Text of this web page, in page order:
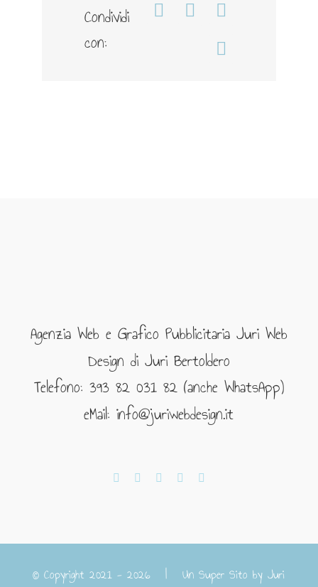
Condividi
con:
Facebook
WhatsApp
Telegram
Email
Agenzia Web e Grafico Pubblicitaria Juri Web
Design di Juri Bertoldero
Telefono: 393 82 031 82 (anche WhatsApp)
eMail: info@juriwebdesign.it
© Copyright 2021 -2026 | Un Super Sito byJuri